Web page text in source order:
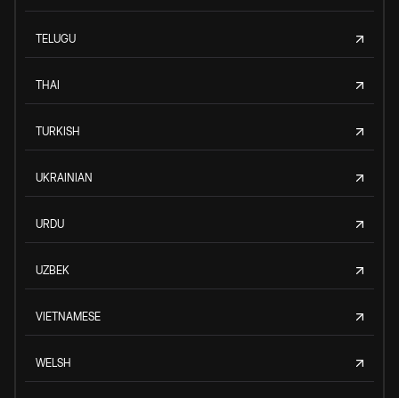
TELUGU
THAI
TURKISH
UKRAINIAN
URDU
UZBEK
VIETNAMESE
WELSH